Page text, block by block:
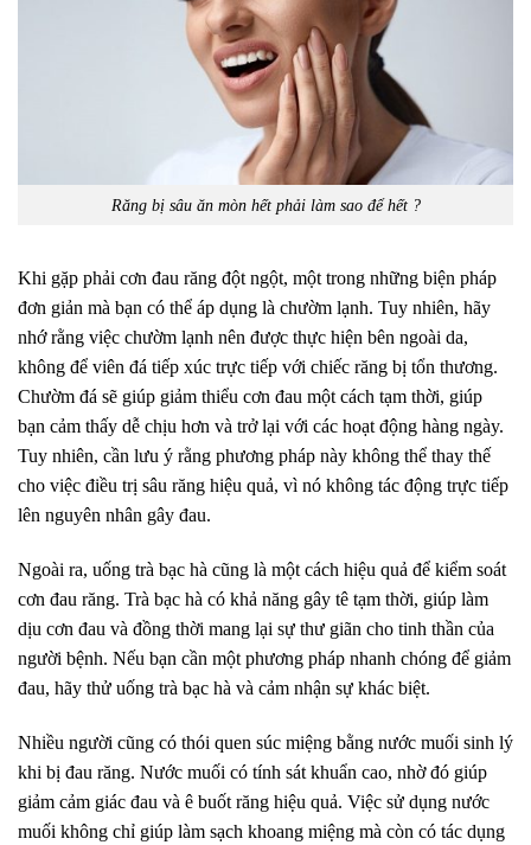
Răng bị sâu ăn mòn hết phải làm sao để hết ?
Khi gặp phải cơn đau răng đột ngột, một trong những biện pháp
đơn giản mà bạn có thể áp dụng là chườm lạnh. Tuy nhiên, hãy
nhớ rằng việc chườm lạnh nên được thực hiện bên ngoài da,
không để viên đá tiếp xúc trực tiếp với chiếc răng bị tổn thương.
Chườm đá sẽ giúp giảm thiểu cơn đau một cách tạm thời, giúp
bạn cảm thấy dễ chịu hơn và trở lại với các hoạt động hàng ngày.
Tuy nhiên, cần lưu ý rằng phương pháp này không thể thay thế
cho việc điều trị sâu răng hiệu quả, vì nó không tác động trực tiếp
lên nguyên nhân gây đau.
Ngoài ra, uống trà bạc hà cũng là một cách hiệu quả để kiểm soát
cơn đau răng. Trà bạc hà có khả năng gây tê tạm thời, giúp làm
dịu cơn đau và đồng thời mang lại sự thư giãn cho tinh thần của
người bệnh. Nếu bạn cần một phương pháp nhanh chóng để giảm
đau, hãy thử uống trà bạc hà và cảm nhận sự khác biệt.
Nhiều người cũng có thói quen súc miệng bằng nước muối sinh lý
khi bị đau răng. Nước muối có tính sát khuẩn cao, nhờ đó giúp
giảm cảm giác đau và ê buốt răng hiệu quả. Việc sử dụng nước
muối không chỉ giúp làm sạch khoang miệng mà còn có tác dụng